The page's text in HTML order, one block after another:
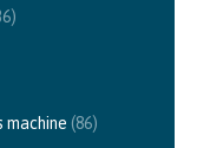
machine (86)